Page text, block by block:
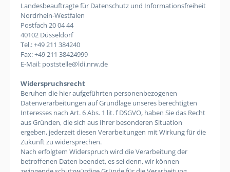
Landesbeauftragte für Datenschutz und Informationsfreiheit
Nordrhein-Westfalen
Postfach 20 04 44
40102 Düsseldorf
Tel.: +49 211 384240
Fax: +49 211 38424999
E-Mail: poststelle@ldi.nrw.de
Widerspruchsrecht
Beruhen die hier aufgeführten personenbezogenen
Datenverarbeitungen auf Grundlage unseres berechtigten
Interesses nach Art. 6 Abs. 1 lit. f DSGVO, haben Sie das Recht
aus Gründen, die sich aus Ihrer besonderen Situation
ergeben, jederzeit diesen Verarbeitungen mit Wirkung für die
Zukunft zu widersprechen.
Nach erfolgtem Widerspruch wird die Verarbeitung der
betroffenen Daten beendet, es sei denn, wir können